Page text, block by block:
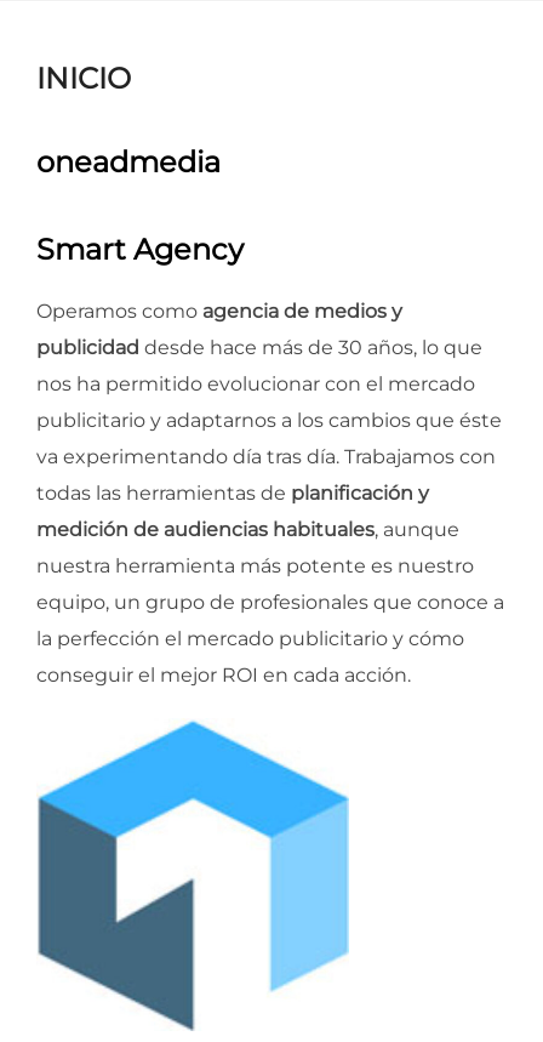
INICIO
oneadmedia
Smart Agency
Operamos como agencia de medios y
publicidad desde hace más de 30 años, lo que
nos ha permitido evolucionar con el mercado
publicitario y adaptarnos a los cambios que éste
va experimentando día tras día. Trabajamos con
todas las herramientas de planificación y
medición de audiencias habituales, aunque
nuestra herramienta más potente es nuestro
equipo, un grupo de profesionales que conoce a
la perfección el mercado publicitario y cómo
conseguir el mejor ROI en cada acción.